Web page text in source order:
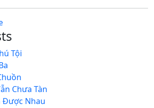
Tội
Chưa Tàn
Được Nhau